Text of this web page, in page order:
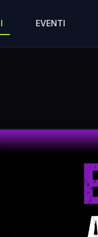
EVENTI